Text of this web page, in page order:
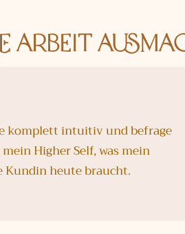
komplett intuitiv und befrage
Higher Self, was mein
Kundin heute braucht.
Arbeit